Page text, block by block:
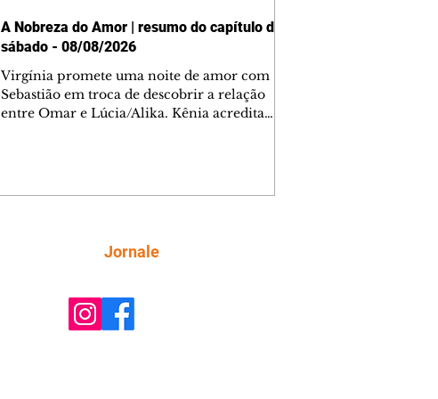
A Nobreza do Amor | resumo do capítulo de
sábado - 08/08/2026
Virgínia promete uma noite de amor com
Sebastião em troca de descobrir a relação
entre Omar e Lúcia/Alika. Kênia acredita
comentam sobre a possível jazida de
tungstênio na região. Virgínia provoca
Jornale